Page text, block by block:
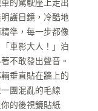
的駕駛座上走出
護目鏡，冷酷地
準，每一步都像
車影大人！」泊
不敢發出聲音。
垂直貼在牆上的
團混亂的毛線
的後視鏡貼紙